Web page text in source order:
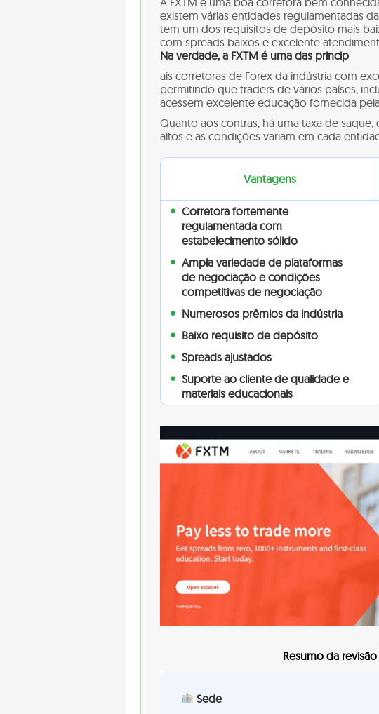
existem várias entidades regulamentadas
tem um dos requisitos de depósito mais
com spreads baixos e excelente
Na verdade, a FXTM é uma das princip
ais corretoras de Forex da indústria com
permitindo que traders de vários países,
acessem excelente educação fornecida
Quanto aos contras, há uma taxa de
altos e as condições variam em cada
Vantagens
Corretora fortemente
regulamentada com
estabelecimento sólido
Ampla variedade de plataformas
de negociação e condições
competitivas de negociação
Numerosos prêmios da indústria
Baixo requisito de depósito
Spreads ajustados
Suporte ao cliente de qualidade e
materiais educacionais
Resumo da
Sede